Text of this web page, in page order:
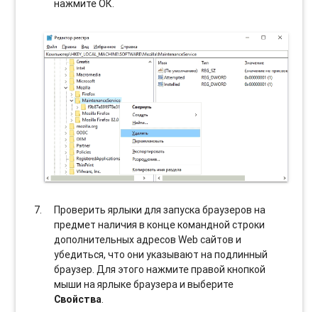
нажмите ОК.
Проверить ярлыки для запуска браузеров на
предмет наличия в конце командной строки
дополнительных адресов Web сайтов и
убедиться, что они указывают на подлинный
браузер. Для этого нажмите правой кнопкой
мыши на ярлыке браузера и выберите
Свойства.